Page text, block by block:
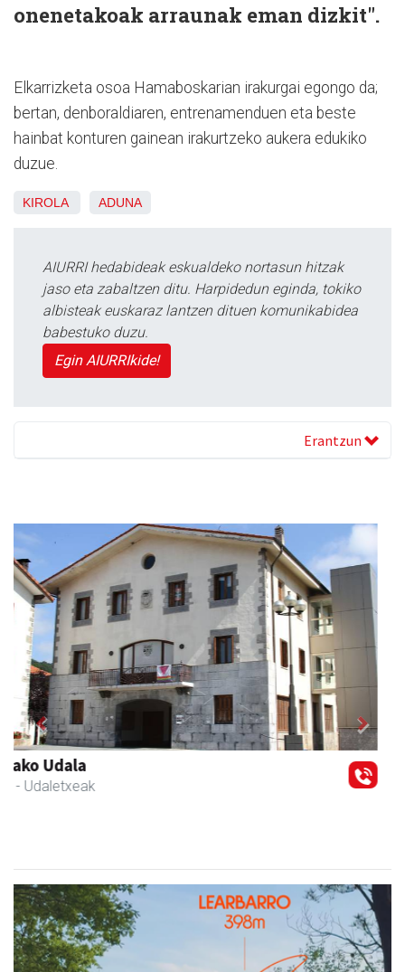
onenetakoak arraunak eman dizkit".
Elkarrizketa osoa Hamaboskarian irakurgai egongo da;
bertan, denboraldiaren, entrenamenduen eta beste
hainbat konturen gainean irakurtzeko aukera edukiko
duzue.
KIROLA ADUNA
AIURRI hedabideak eskualdeko nortasun hitzak
jaso eta zabaltzen ditu. Harpidedun eginda, tokiko
albisteak euskaraz lantzen dituen komunikabidea
babestuko duzu.
Egin AIURRIkide!
Erantzun
Andoaingo Udala
Andoain - Udaletxeak
Previous Next